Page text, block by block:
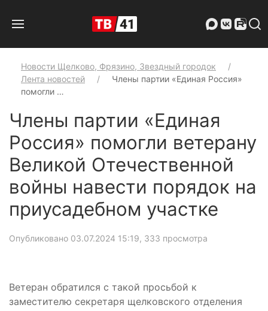
Новости Щелково, Фрязино, Звездный городок
Лента новостей
Члены партии «Единая Россия»
помогли …
Члены партии «Единая
Россия» помогли ветерану
Великой Отечественной
войны навести порядок на
приусадебном участке
Опубликовано 03.07.2024 15:19, 333 просмотра
Ветеран обратился с такой просьбой к
заместителю секретаря щелковского отделения